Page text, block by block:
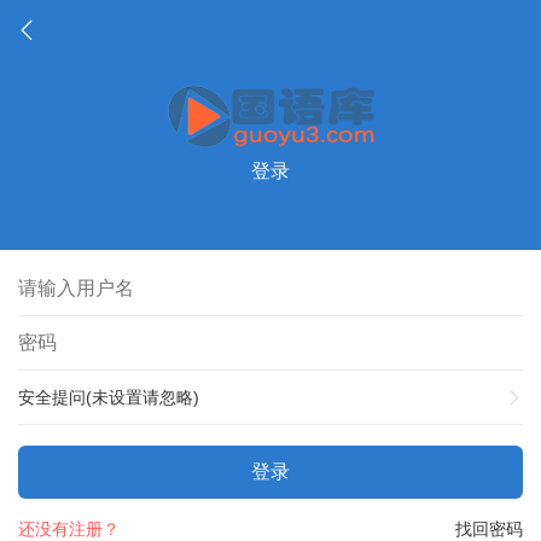
登录
安全提问(未设置请忽略)
登录
找回密码
还没有注册？